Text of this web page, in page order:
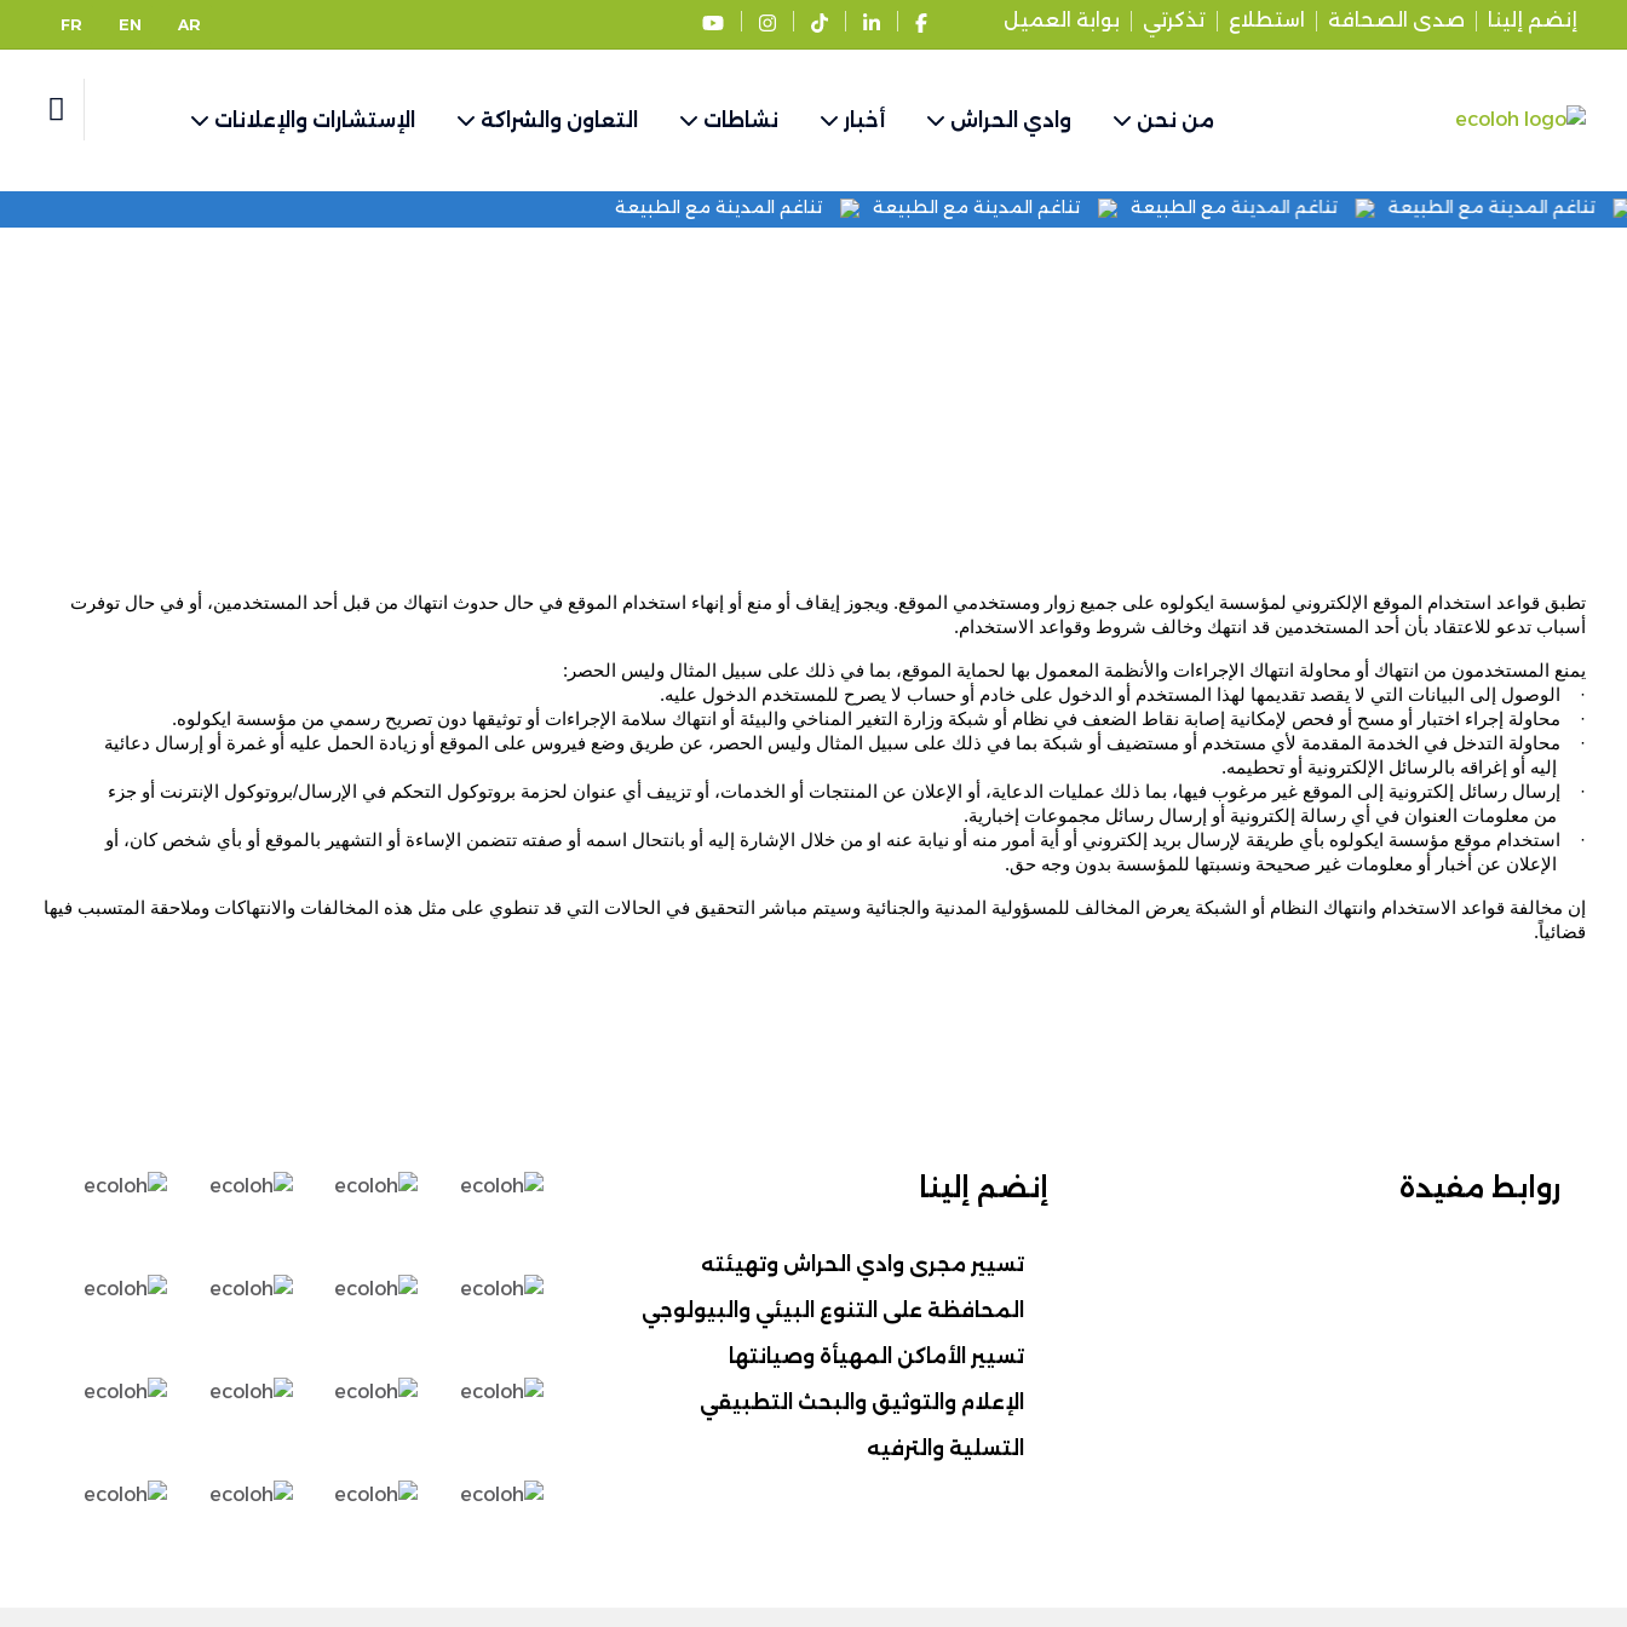
إنضم إلينا صدى الصحافة استطلاع تذكرتي بوابة العميل AR
EN
FR
من نحن وادي الحراش أخبار نشاطات التعاون والشراكة الإستشارات والإعلانات
تناغم المدينة مع الطبيعة تناغم المدينة مع الطبيعة تناغم المدينة مع الطبيعة تناغم المدينة مع الطبيعة
أسباب تدعو للاعتقاد بأن أحد المستخدمين قد انتهك وخالف شروط وقواعد الاستخدام.
يمنع المستخدمون من انتهاك أو محاولة انتهاك الإجراءات والأنظمة المعمول بها لحماية الموقع، بما في ذلك على سبيل المثال وليس الحصر:
·
الوصول إلى البيانات التي لا يقصد تقديمها لهذا المستخدم أو الدخول على خادم أو حساب لا يصرح للمستخدم الدخول عليه.
·
محاولة إجراء اختبار أو مسح أو فحص لإمكانية إصابة نقاط الضعف في نظام أو شبكة وزارة التغير المناخي والبيئة أو انتهاك سلامة الإجراءات أو توثيقها دون تصريح رسمي من مؤسسة ايكولوه.
·
إليه أو إغراقه بالرسائل الإلكترونية أو تحطيمه.
·
من معلومات العنوان في أي رسالة إلكترونية أو إرسال رسائل مجموعات إخبارية.
·
الإعلان عن أخبار أو معلومات غير صحيحة ونسبتها للمؤسسة بدون وجه حق.
قضائياً.
روابط مفيدة إنضم إلينا
تسيير مجرى وادي الحراش وتهيئته
المحافظة على التنوع البيئي والبيولوجي
تسيير الأماكن المهيأة وصيانتها
الإعلام والتوثيق والبحث التطبيقي
التسلية والترفيه